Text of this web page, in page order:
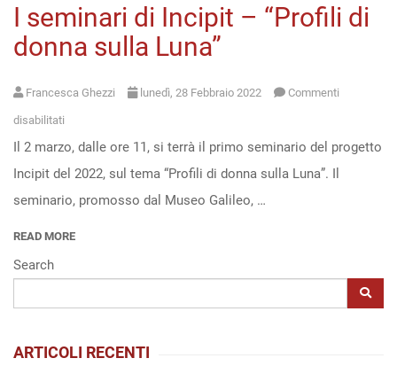
I seminari di Incipit – “Profili di
donna sulla Luna”
Francesca Ghezzi lunedì, 28 Febbraio 2022 Commenti
disabilitati
I
seminari
di
“Profili
di
sulla
Il 2 marzo, dalle ore 11, si terrà il primo seminario del progetto
Incipit del 2022, sul tema “Profili di donna sulla Luna”. Il
seminario, promosso dal Museo Galileo, …
READ MORE
Search
ARTICOLI RECENTI